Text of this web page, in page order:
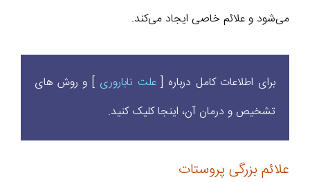
می‌شود و علائم خاصی ایجاد می‌کند.
برای اطلاعات کامل درباره [علت ناباروری ] و روش‌ های
تشخیص و درمان آن، اینجا کلیک کنید.
علائم بزرگی پروستات